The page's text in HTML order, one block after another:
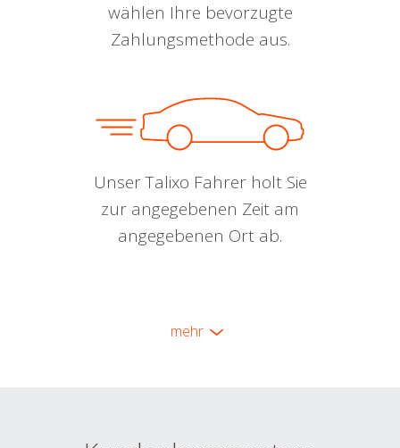
wählen Ihre bevorzugte
Zahlungsmethode aus.
Unser Talixo Fahrer holt Sie
zur angegebenen Zeit am
angegebenen Ort ab.
mehr